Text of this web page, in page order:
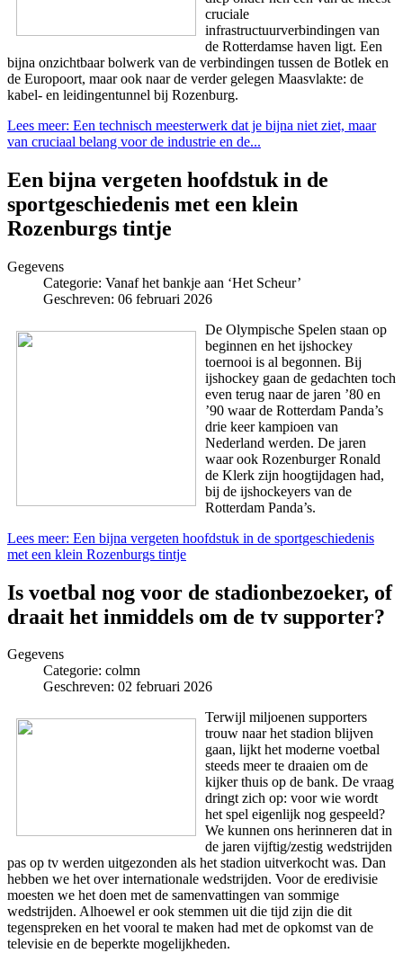
cruciale
infrastructuurverbindingen van
de Rotterdamse haven ligt. Een
bijna onzichtbaar bolwerk van de verbindingen tussen de Botlek en
de Europoort, maar ook naar de verder gelegen Maasvlakte: de
kabel- en leidingentunnel bij Rozenburg.
Lees meer: Een technisch meesterwerk dat je bijna niet ziet, maar
van cruciaal belang voor de industrie en de...
Een bijna vergeten hoofdstuk in de
sportgeschiedenis met een klein
Rozenburgs tintje
Gegevens
Categorie: Vanaf het bankje aan ‘Het Scheur’
Geschreven: 06 februari 2026
De Olympische Spelen staan op
beginnen en het ijshockey
toernooi is al begonnen. Bij
ijshockey gaan de gedachten toch
even terug naar de jaren ’80 en
’90 waar de Rotterdam Panda’s
drie keer kampioen van
Nederland werden. De jaren
waar ook Rozenburger Ronald
de Klerk zijn hoogtijdagen had,
bij de ijshockeyers van de
Rotterdam Panda’s.
Lees meer: Een bijna vergeten hoofdstuk in de sportgeschiedenis
met een klein Rozenburgs tintje
Is voetbal nog voor de stadionbezoeker, of
draait het inmiddels om de tv supporter?
Gegevens
Categorie: colmn
Geschreven: 02 februari 2026
Terwijl miljoenen supporters
trouw naar het stadion blijven
gaan, lijkt het moderne voetbal
steeds meer te draaien om de
kijker thuis op de bank. De vraag
dringt zich op: voor wie wordt
het spel eigenlijk nog gespeeld?
We kunnen ons herinneren dat in
de jaren vijftig/zestig wedstrijden
pas op tv werden uitgezonden als het stadion uitverkocht was. Dan
hebben we het over internationale wedstrijden. Voor de eredivisie
moesten we het doen met de samenvattingen van sommige
wedstrijden. Alhoewel er ook stemmen uit die tijd zijn die dit
tegenspreken en het vooral te maken had met de opkomst van de
televisie en de beperkte mogelijkheden.